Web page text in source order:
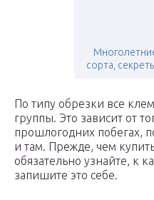
сорта,
По типу обрезки все
группы. Это зависит от
прошлогодних побегах,
и там. Прежде, чем
обязательно узнайте, к
запишите это себе.